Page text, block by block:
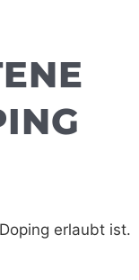
erlaubt ist.